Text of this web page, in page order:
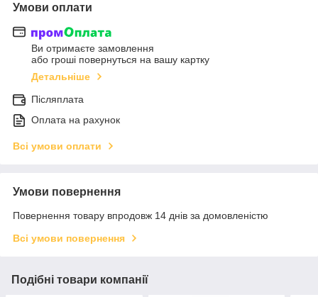
Умови оплати
Ви отримаєте замовлення
або гроші повернуться на вашу картку
Детальніше
Післяплата
Оплата на рахунок
Всі умови оплати
Умови повернення
Повернення товару впродовж 14 днів за домовленістю
Всі умови повернення
Подібні товари компанії